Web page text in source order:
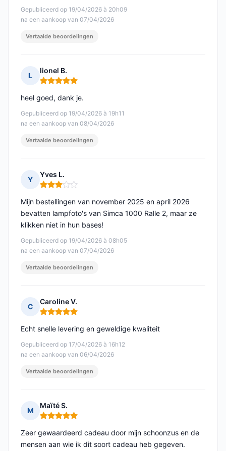
Gepubliceerd op 19/04/2026 à 20h09
na een aankoop van 07/04/2026
Vertaalde beoordelingen
L
lionel B.
Opmerking: 5 van 5
Gepubliceerd op 19/04/2026 à 19h11
na een aankoop van 08/04/2026
heel goed, dank je.
Vertaalde beoordelingen
Y
Yves L.
Opmerking: 3 van 5
Gepubliceerd op 19/04/2026 à 08h05
na een aankoop van 07/04/2026
Mijn bestellingen van november 2025 en april 2026
bevatten lampfoto's van Simca 1000 Ralle 2, maar ze
klikken niet in hun bases!
Vertaalde beoordelingen
C
Caroline V.
Opmerking: 5 van 5
Gepubliceerd op 17/04/2026 à 16h12
na een aankoop van 06/04/2026
Echt snelle levering en geweldige kwaliteit
Vertaalde beoordelingen
M
Maïté S.
Opmerking: 5 van 5
Zeer gewaardeerd cadeau door mijn schoonzus en de
mensen aan wie ik dit soort cadeau heb gegeven.